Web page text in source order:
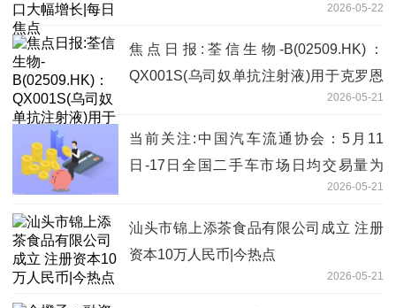
2026-05-22
焦点日报:荃信生物-B(02509.HK)：
QX001S(乌司奴单抗注射液)用于克罗恩
病的上市许可申请和补充申请获得批准
2026-05-21
当前关注:中国汽车流通协会：5月11
日-17日全国二手车市场日均交易量为
2026-05-21
汕头市锦上添茶食品有限公司成立 注册
资本10万人民币|今热点
2026-05-21